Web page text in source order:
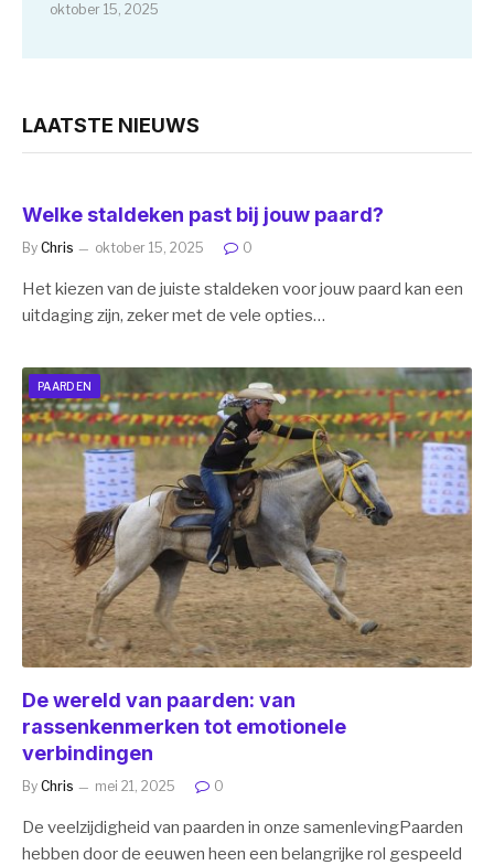
oktober 15, 2025
LAATSTE NIEUWS
Welke staldeken past bij jouw paard?
By Chris oktober 15, 2025 0
Het kiezen van de juiste staldeken voor jouw paard kan een
uitdaging zijn, zeker met de vele opties…
PAARDEN
De wereld van paarden: van
rassenkenmerken tot emotionele
verbindingen
By Chris mei 21, 2025 0
De veelzijdigheid van paarden in onze samenlevingPaarden
hebben door de eeuwen heen een belangrijke rol gespeeld